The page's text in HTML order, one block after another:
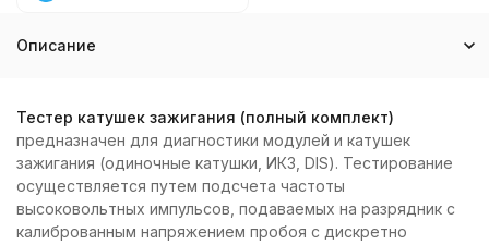
Описание
Тестер катушек зажигания (полный комплект)
предназначен для диагностики модулей и катушек
зажигания (одиночные катушки, ИКЗ, DIS). Тестирование
осуществляется путем подсчета частоты
высоковольтных импульсов, подаваемых на разрядник с
калиброванным напряжением пробоя с дискретно